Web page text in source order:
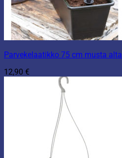
Parvekelaatikko 75 cm musta
12,90 €